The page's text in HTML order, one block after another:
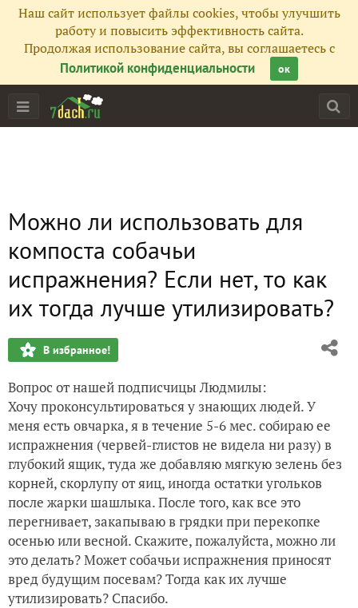
Наш сайт использует файлы cookies, чтобы улучшить
работу и повысить эффективность сайта.
Продолжая использование сайта, вы соглашаетесь с
Политикой конфиденциальности
ок
Можно ли использовать для
компоста собачьи
испражнения? Если нет, то как
их тогда лучше утилизировать?
В избранное!
Вопрос от нашей подписчицы Людмилы:
Хочу проконсультироваться у знающих людей. У
меня есть овчарка, я в течение 5-6 мес. собираю ее
испражнения (червей-глистов не видела ни разу) в
глубокий ящик, туда же добавляю мягкую зелень без
корней, скорлупу от яиц, иногда остатки угольков
после жарки шашлыка. После того, как все это
перегнивает, закапываю в грядки при перекопке
осенью или весной. Скажите, пожалуйста, можно ли
это делать? Может собачьи испражнения приносят
вред будущим посевам? Тогда как их лучше
утилизировать? Спасибо.